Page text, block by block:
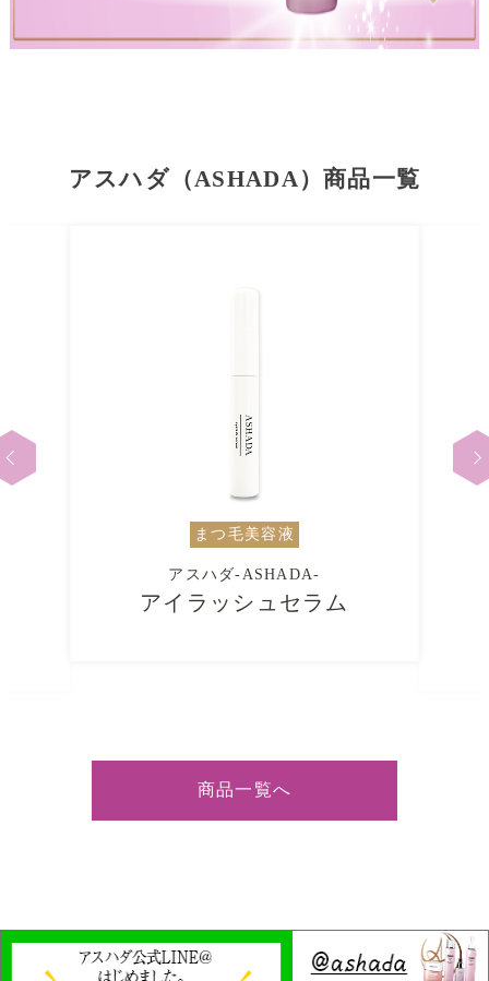
アスハダ（ASHADA）商品一覧
メイク落とし
アスハダ-ASHADA-
ホットクレイ
商品一覧へ